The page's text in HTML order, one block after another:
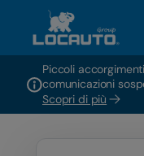
Piccoli
comunicazioni
Scopri di più